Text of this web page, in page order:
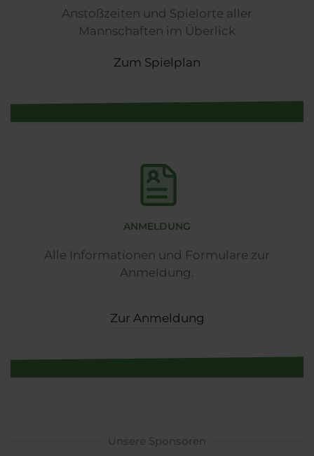
Anstoßzeiten und Spielorte aller
Mannschaften im Überlick
Zum Spielplan
ANMELDUNG
Alle Informationen und Formulare zur
Anmeldung.
Zur Anmeldung
Unsere Sponsoren